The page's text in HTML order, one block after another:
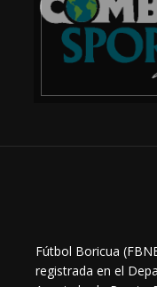
Fútbol Boricua
registrada en el